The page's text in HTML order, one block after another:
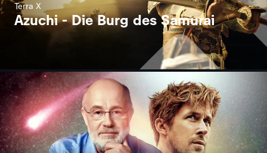
Terra X
Azuchi - Die Burg des Samurai